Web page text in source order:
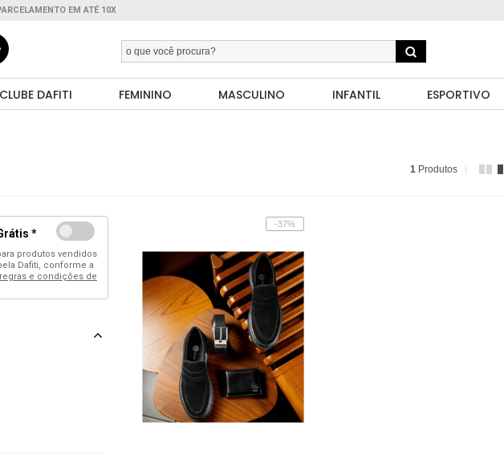
EM ATÉ 10X
CLUBE DAFITI FEMININO MASCULINO INFANTIL ESPORTIVO
1 Produtos
*
produtos vendidos
Dafiti, conforme a
e condições de
-37%